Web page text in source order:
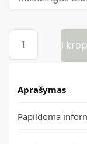
Į
Aprašymas
Papildoma